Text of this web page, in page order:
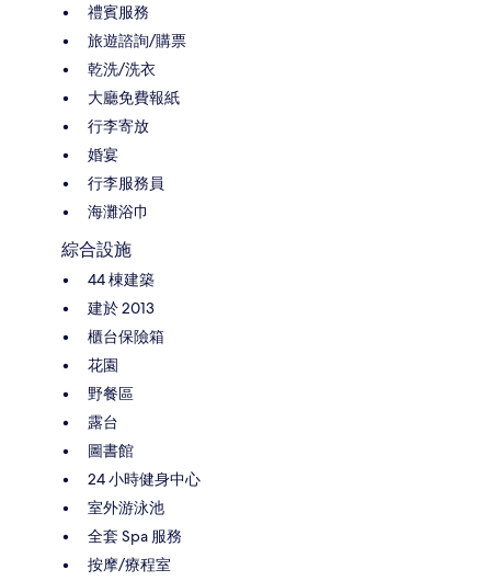
禮賓服務
旅遊諮詢/購票
乾洗/洗衣
大廳免費報紙
行李寄放
婚宴
行李服務員
海灘浴巾
綜合設施
44 棟建築
建於 2013
櫃台保險箱
花園
野餐區
露台
圖書館
24 小時健身中心
室外游泳池
全套 Spa 服務
按摩/療程室